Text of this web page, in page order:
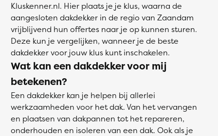
Kluskenner.nl. Hier plaats je je klus, waarna de
aangesloten dakdekker in de regio van Zaandam
vrijblijvend hun offertes naar je op kunnen sturen.
Deze kun je vergelijken, wanneer je de beste
dakdekker voor jouw klus kunt inschakelen.
Wat kan een dakdekker voor mij
betekenen?
Een dakdekker kan je helpen bij allerlei
werkzaamheden voor het dak. Van het vervangen
en plaatsen van dakpannen tot het repareren,
onderhouden en isoleren van een dak. Ook als je